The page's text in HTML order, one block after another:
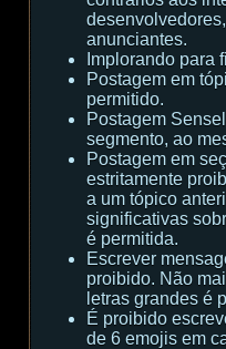
anunciantes.
Implorando para
Postagem em
permitido.
Postagem
segmento, ao
Postagem em
estritamente
a um tópico
significativas
é permitida.
Escrever
proibido. Não
letras grandes é
É proibido
de 6 emojis em